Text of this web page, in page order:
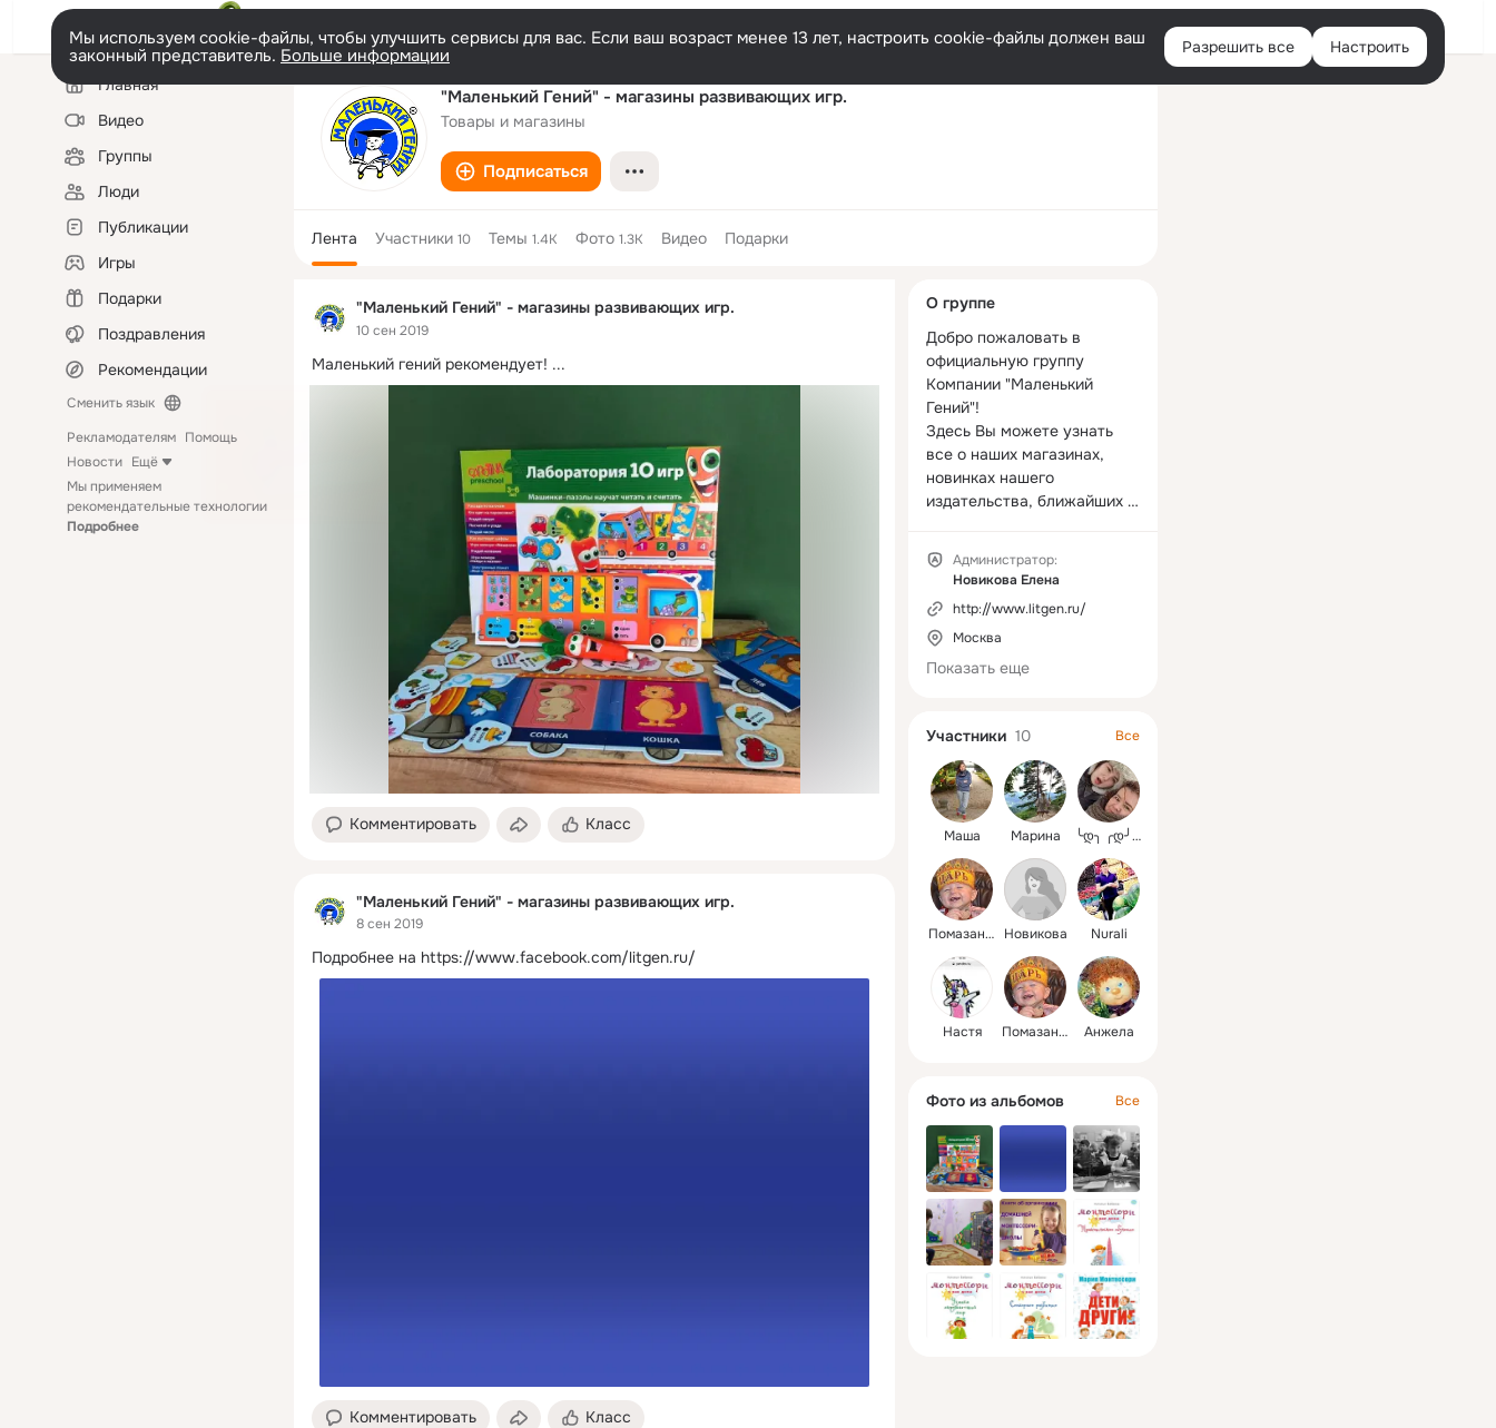
Войти
Мы используем cookie-файлы, чтобы улучшить сервисы для вас. Если ваш возраст менее 13 лет, настроить cookie-файлы должен ваш
законный представитель. Больше информации Разрешить все Настроить
Левая
колонкаГлавная
Видео
Группы
Люди
Публикации
Игры
Подарки
Поздравления
Рекомендации
Сменить язык
Рекламодателям Помощь
Новости Ещё
Мы применяем
рекомендательные технологии
Подробнее
"Маленький Гений" - магазины развивающих игр.
Товары и магазины
Подписаться
Лента Участники 10 Темы 1.4K Фото 1.3K Видео Подарки
"Маленький Гений" - магазины развивающих игр.
10 сен 2019
Маленький гений рекомендует! ...
Комментировать Класс
"Маленький Гений" - магазины развивающих игр.
8 сен 2019
Подробнее на https://www.facebook.com/litgen.ru/
Комментировать Класс
колонка
О группе
Добро пожаловать в
официальную группу
Компании "Маленький
Гений"!
Здесь Вы можете узнать
все о наших магазинах,
новинках нашего
издательства, ближайших
узнать много
познавательного о
Администратор:
Новикова Елена
http://www.litgen.ru/
Москва
Показать еще
Участники 10 Все
Маша Марина ╰დ╮ ╭დ╯ Елена ツ
Помазанник Божий Новикова Nurali
Настя Помазанник Божий Анжела
Фото из альбомов Все